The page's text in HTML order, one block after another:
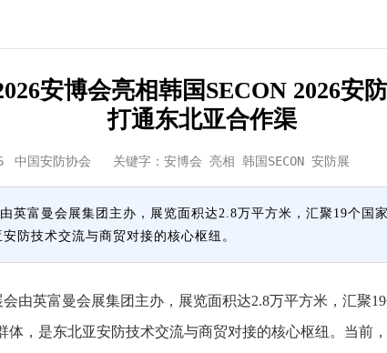
安博会亮相韩国SECON 2026安
打通东北亚合作渠
中国安防协会 关键字：安博会 亮相 韩国SECON 安防展
英富曼会展集团主办，展览面积达2.8万平方米，汇聚19个国
防技术交流与商贸对接的核心枢纽。
英富曼会展集团主办，展览面积达2.8万平方米，汇聚
，是东北亚安防技术交流与商贸对接的核心枢纽。当